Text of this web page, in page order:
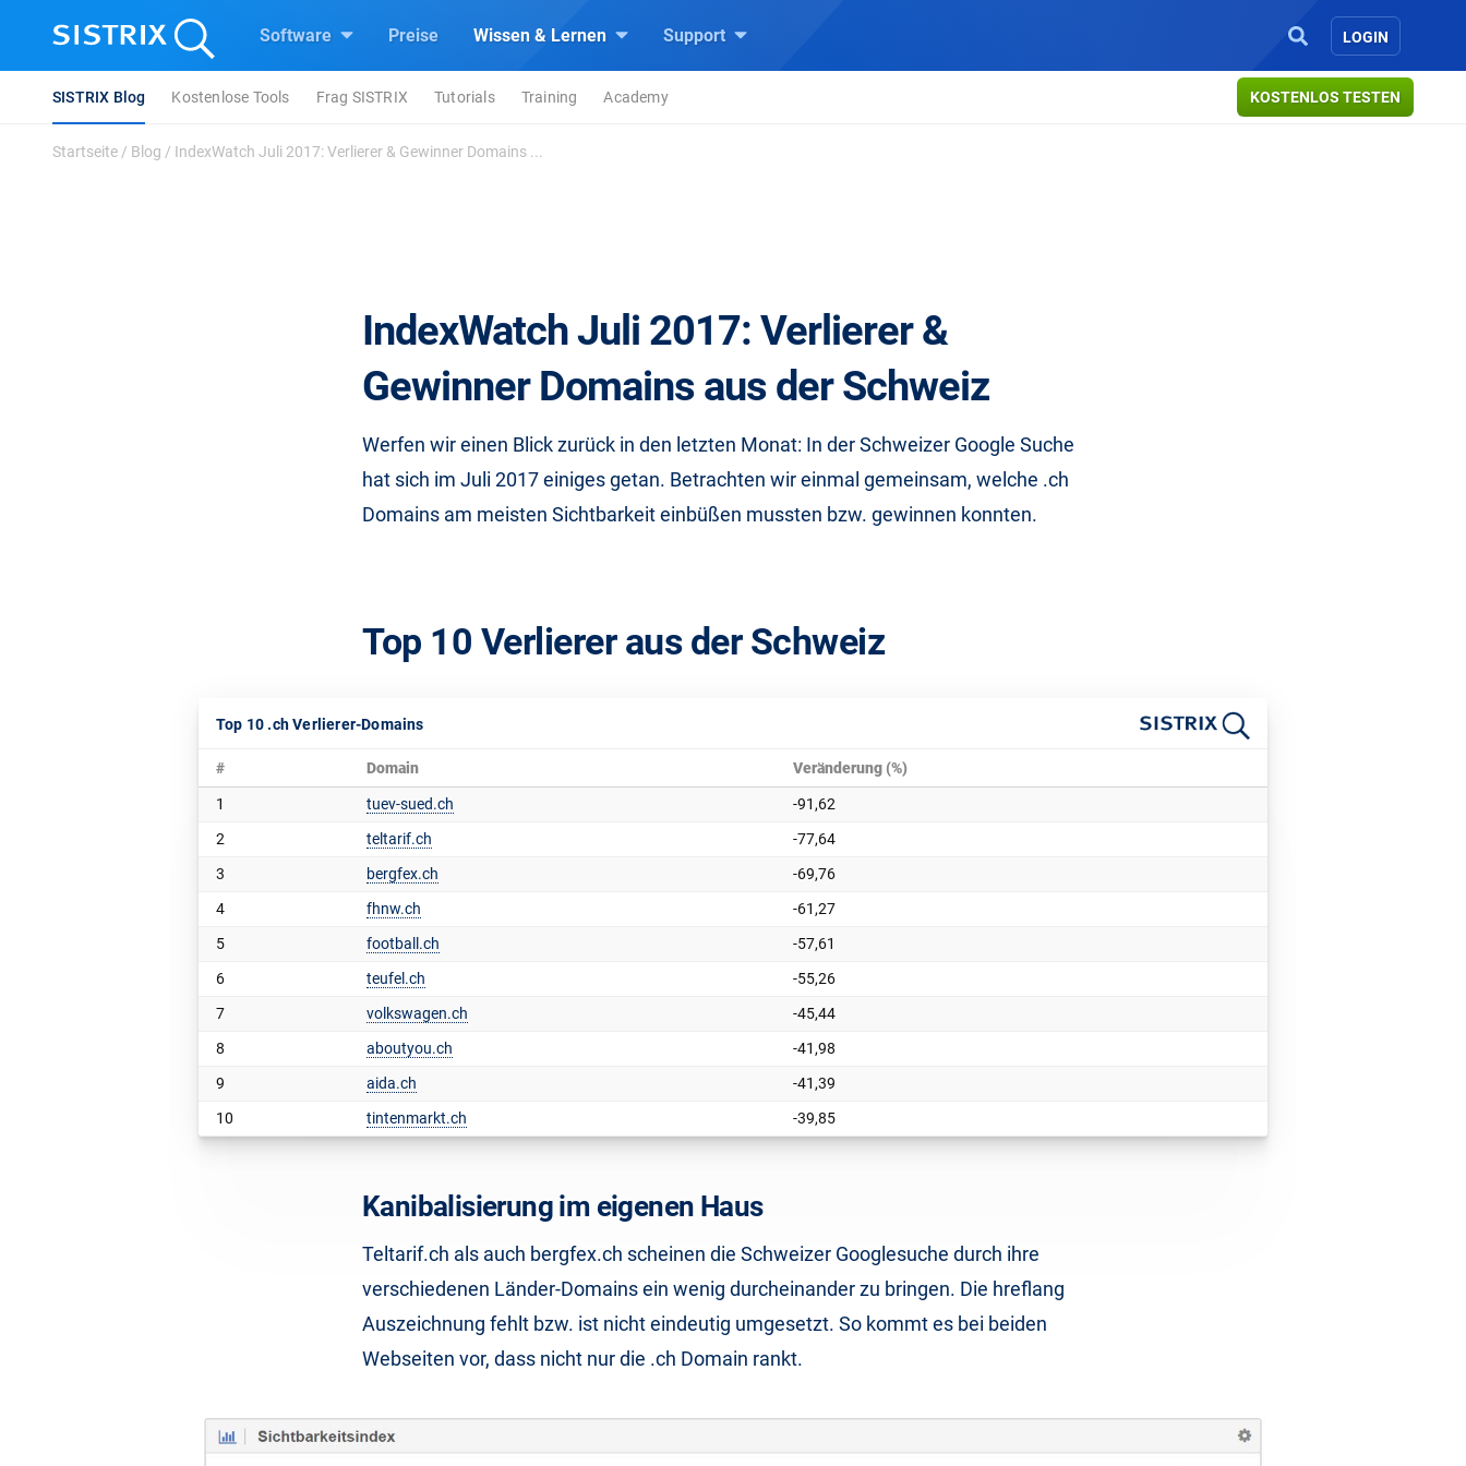
Software Preise Wissen & Lernen Support LOGIN
KOSTENLOS TESTEN
SISTRIX Blog Kostenlose Tools Frag SISTRIX Tutorials Training Academy
Startseite / Blog / IndexWatch Juli 2017: Verlierer & Gewinner Domains ...
IndexWatch Juli 2017: Verlierer &
Gewinner Domains aus der Schweiz
Werfen wir einen Blick zurück in den letzten Monat: In der Schweizer Google Suche
hat sich im Juli 2017 einiges getan. Betrachten wir einmal gemeinsam, welche .ch
Domains am meisten Sichtbarkeit einbüßen mussten bzw. gewinnen konnten.
Top 10 Verlierer aus der Schweiz
Top 10 .ch Verlierer-Domains
# Domain Veränderung (%)
1 tuev-sued.ch
-91,62
2
teltarif.ch
-77,64
3
bergfex.ch
-69,76
4
fhnw.ch
-61,27
5
football.ch
-57,61
6
teufel.ch
-55,26
7
volkswagen.ch
-45,44
8
aboutyou.ch
-41,98
9
aida.ch
-41,39
10
tintenmarkt.ch -39,85
Kanibalisierung im eigenen Haus
Teltarif.ch als auch bergfex.ch scheinen die Schweizer Googlesuche durch ihre
verschiedenen Länder-Domains ein wenig durcheinander zu bringen. Die hreflang
Auszeichnung fehlt bzw. ist nicht eindeutig umgesetzt. So kommt es bei beiden
Webseiten vor, dass nicht nur die .ch Domain rankt.